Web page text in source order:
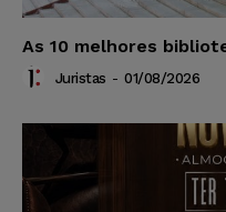
As 10 melhores
Juristas - 01/08/2026